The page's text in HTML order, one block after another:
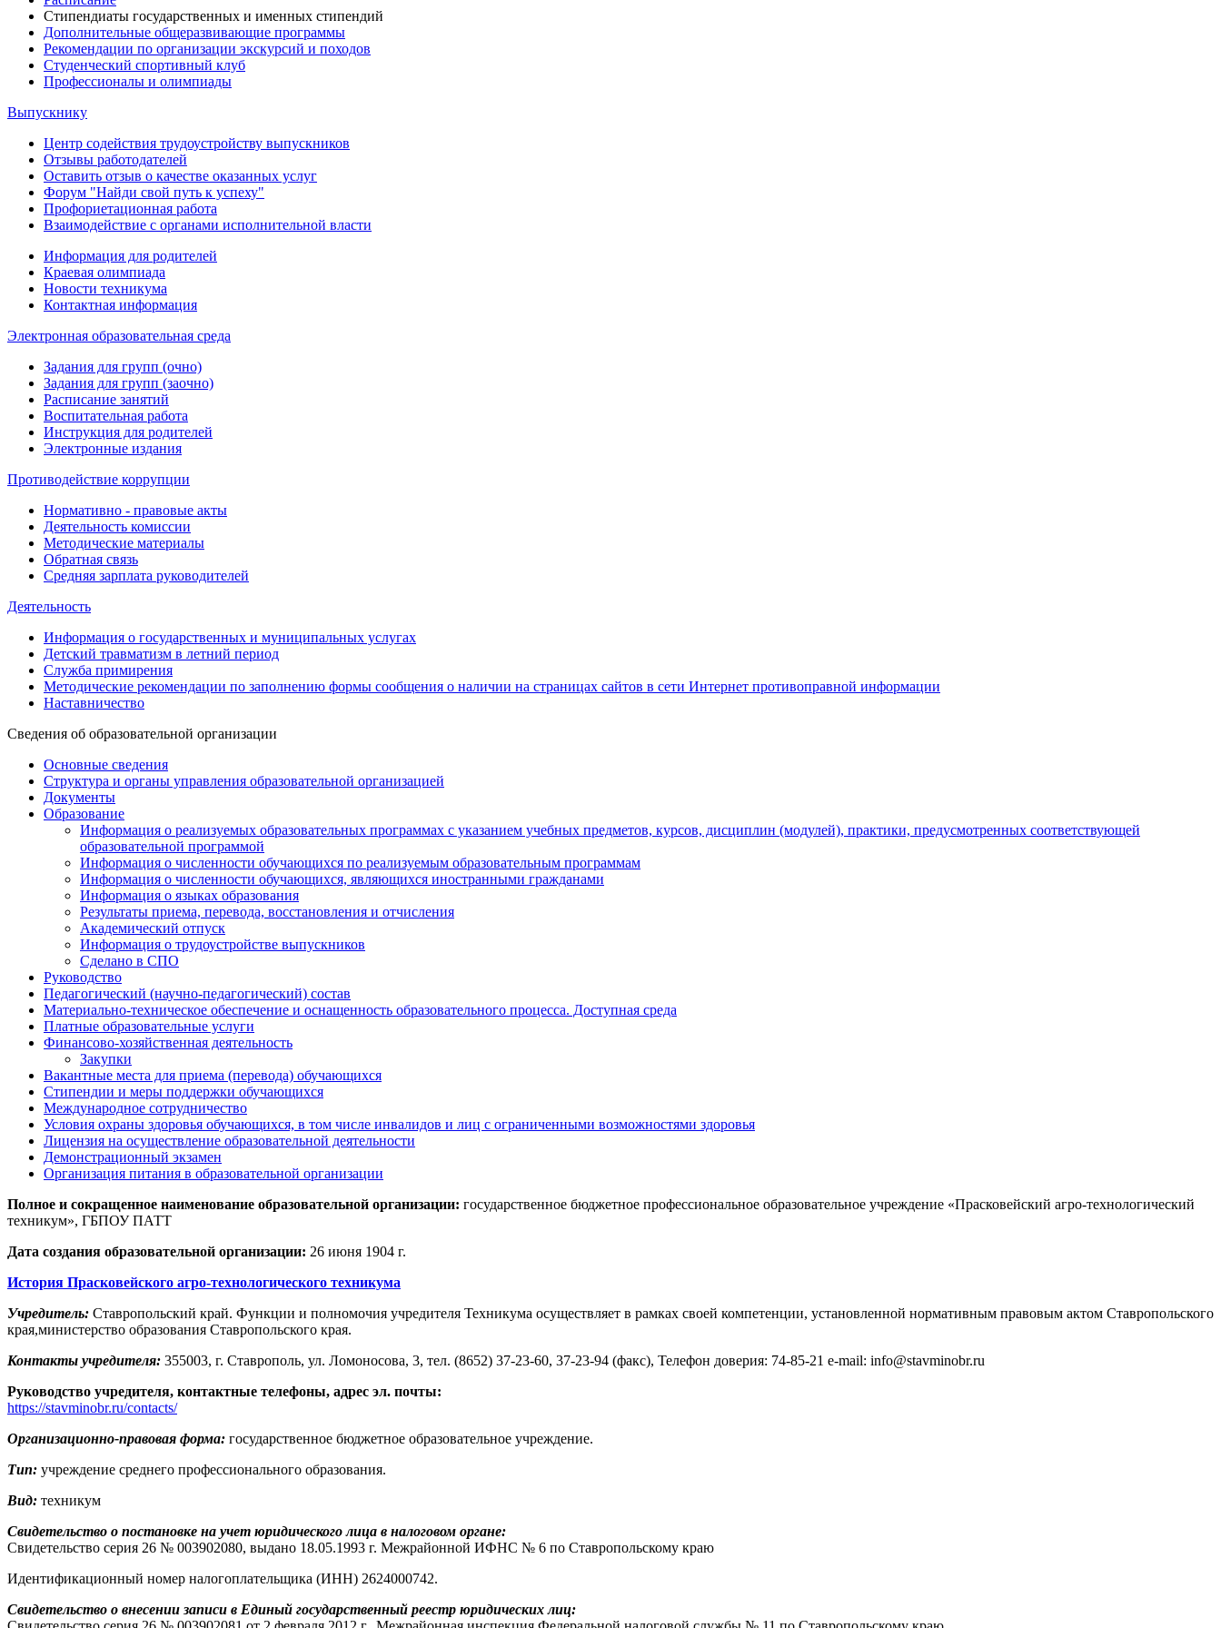
Стипендиаты государственных и именных стипендий
Дополнительные общеразвивающие программы
Рекомендации по организации экскурсий и походов
Студенческий спортивный клуб
Профессионалы и олимпиады
Выпускнику
Центр содействия трудоустройству выпускников
Отзывы работодателей
Оставить отзыв о качестве оказанных услуг
Форум "Найди свой путь к успеху"
Профориетационная работа
Взаимодействие с органами исполнительной власти
Информация для родителей
Краевая олимпиада
Новости техникума
Контактная информация
Электронная образовательная среда
Задания для групп (очно)
Задания для групп (заочно)
Расписание занятий
Воспитательная работа
Инструкция для родителей
Электронные издания
Противодействие коррупции
Нормативно - правовые акты
Деятельность комиссии
Методические материалы
Обратная связь
Средняя зарплата руководителей
Деятельность
Информация о государственных и муниципальных услугах
Детский травматизм в летний период
Служба примирения
Методические рекомендации по заполнению формы сообщения о наличии на страницах сайтов в сети Интернет противоправной информации
Наставничество
Сведения об образовательной организации
Основные сведения
Структура и органы управления образовательной организацией
Документы
Образование
Информация о реализуемых образовательных программах с указанием учебных предметов, курсов, дисциплин (модулей), практики, предусмотренных соответствующей
образовательной программой
Информация о численности обучающихся по реализуемым образовательным программам
Информация о численности обучающихся, являющихся иностранными гражданами
Информация о языках образования
Результаты приема, перевода, восстановления и отчисления
Академический отпуск
Информация о трудоустройстве выпускников
Сделано в СПО
Руководство
Педагогический (научно-педагогический) состав
Материально-техническое обеспечение и оснащенность образовательного процесса. Доступная среда
Платные образовательные услуги
Финансово-хозяйственная деятельность
Закупки
Вакантные места для приема (перевода) обучающихся
Стипендии и меры поддержки обучающихся
Международное сотрудничество
Условия охраны здоровья обучающихся, в том числе инвалидов и лиц с ограниченными возможностями здоровья
Лицензия на осуществление образовательной деятельности
Демонстрационный экзамен
Организация питания в образовательной организации
Полное и сокращенное наименование образовательной организации: государственное бюджетное профессиональное образовательное учреждение «Прасковейский агро-технологический
техникум», ГБПОУ ПАТТ
Дата создания образовательной организации: 26 июня 1904 г.
История Прасковейского агро-технологического техникума
Учредитель: Ставропольский край. Функции и полномочия учредителя Техникума осуществляет в рамках своей компетенции, установленной нормативным правовым актом Ставропольского
края,министерство образования Ставропольского края.
Контакты учредителя: 355003, г. Ставрополь, ул. Ломоносова, 3, тел. (8652) 37-23-60, 37-23-94 (факс), Телефон доверия: 74-85-21 e-mail: info@stavminobr.ru
Руководство учредителя, контактные телефоны, адрес эл. почты:
https://stavminobr.ru/contacts/
Организационно-правовая форма: государственное бюджетное образовательное учреждение.
Тип: учреждение среднего профессионального образования.
Вид: техникум
Свидетельство о постановке на учет юридического лица в налоговом органе:
Свидетельство серия 26 № 003902080, выдано 18.05.1993 г. Межрайонной ИФНС № 6 по Ставропольскому краю
Идентификационный номер налогоплательщика (ИНН) 2624000742.
Свидетельство о внесении записи в Единый государственный реестр юридических лиц: